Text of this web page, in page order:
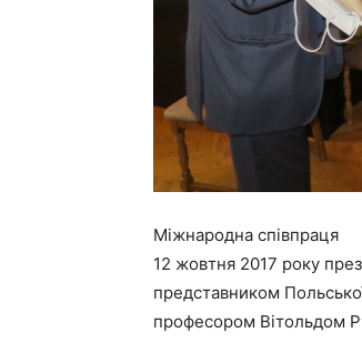
Міжнародна співпраця
12 жовтня 2017 року
представником
професором Вітольдом